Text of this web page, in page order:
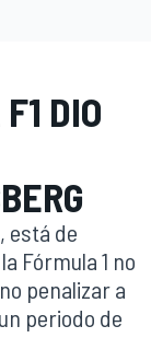
DIO
está de
Fórmula 1 no
penalizar a
periodo de